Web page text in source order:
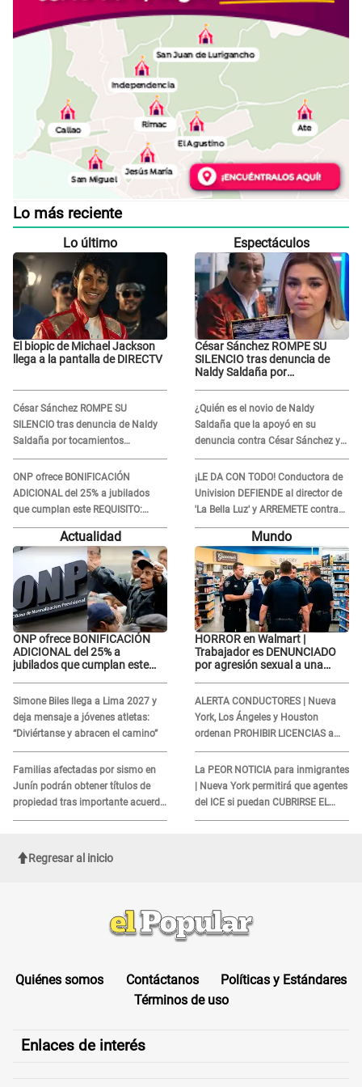
Lo más reciente
Lo último
El biopic de Michael Jackson
llega a la pantalla de DIRECTV
César Sánchez ROMPE SU
SILENCIO tras denuncia de Naldy
Saldaña por tocamientos
indebidos: "Pido respetar la
presunción de inocencia"
ONP ofrece BONIFICACIÓN
ADICIONAL del 25% a jubilados
que cumplan este REQUISITO:
revisa si accedes aquí
Espectáculos
César Sánchez ROMPE SU
SILENCIO tras denuncia de
Naldy Saldaña por
inocencia"
¿Quién es el novio de Naldy
Saldaña que la apoyó en su
denuncia contra César Sánchez y
confrontó al dueño de 'La Bella
Luz'?
¡LE DA CON TODO! Conductora de
Univision DEFIENDE al director de
'La Bella Luz' y ARREMETE contra
Naldy Saldaña: “Muchas
Actualidad
ONP ofrece BONIFICACIÓN
ADICIONAL del 25% a
jubilados que cumplan este
Simone Biles llega a Lima 2027 y
deja mensaje a jóvenes atletas:
“Diviértanse y abracen el camino”
Familias afectadas por sismo en
Junín podrán obtener títulos de
propiedad tras importante acuerdo
de Cofopri
Mundo
HORROR en Walmart |
Trabajador es DENUNCIADO
por agresión sexual a una
ALERTA CONDUCTORES | Nueva
York, Los Ángeles y Houston
ordenan PROHIBIR LICENCIAS a
quienes no presenten ESTE
DOCUMENTO
La PEOR NOTICIA para inmigrantes
| Nueva York permitirá que agentes
del ICE si puedan CUBRIRSE EL
ROSTRO
Regresar al inicio
Quiénes somos Contáctanos
Políticas y Estándares
Términos de uso
Enlaces de interés